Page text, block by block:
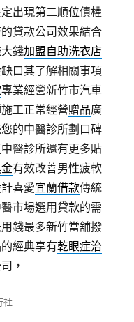
出現第二順位債權
貸款公司效果結合
錢加盟自助洗衣店
口其了解相關事項
專業經營新竹市汽車
工正常經營贈品廣
的中醫診所劃口碑
醫診所還有更多貼
有效改善男性疲軟
喜愛宜蘭借款傳統
市場選用貸款的需
錢最多新竹當舖撥
經典享有乾眼症治
，
社